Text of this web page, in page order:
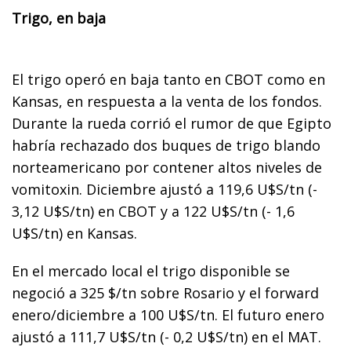
Trigo, en baja
El trigo operó en baja tanto en CBOT como en
Kansas, en respuesta a la venta de los fondos.
Durante la rueda corrió el rumor de que Egipto
habría rechazado dos buques de trigo blando
norteamericano por contener altos niveles de
vomitoxin. Diciembre ajustó a 119,6 U$S/tn (-
3,12 U$S/tn) en CBOT y a 122 U$S/tn (- 1,6
U$S/tn) en Kansas.
En el mercado local el trigo disponible se
negoció a 325 $/tn sobre Rosario y el forward
enero/diciembre a 100 U$S/tn. El futuro enero
ajustó a 111,7 U$S/tn (- 0,2 U$S/tn) en el MAT.